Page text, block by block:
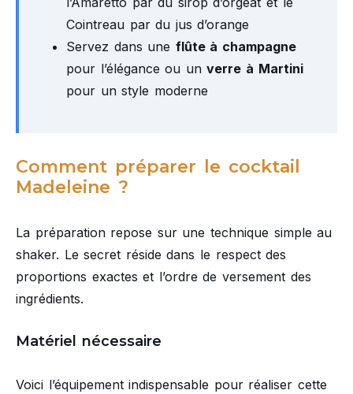
Cointreau par du jus d’orange
Servez dans une flûte à champagne
pour l’élégance ou unverre à Martini
pour un style moderne
Comment préparer le cocktail
Madeleine ?
La préparation repose sur une technique simple au
shaker. Le secret réside dans le respect des
proportions exactes et l’ordre de versement des
ingrédients.
Matériel nécessaire
Voici l’équipement indispensable pour réaliser cette